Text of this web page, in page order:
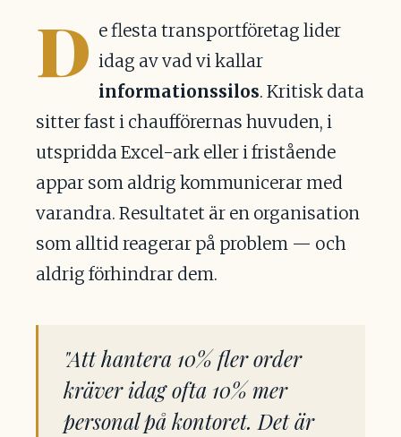
D e flesta transportföretag lider
idag av vad vi kallar
informationssilos. Kritisk data
sitter fast i chaufförernas huvuden, i
utspridda Excel-ark eller i fristående
appar som aldrig kommunicerar med
varandra. Resultatet är en organisation
som alltid reagerar på problem — och
aldrig förhindrar dem.
"Att hantera 10% fler order
kräver idag ofta 10% mer
personal på kontoret. Det är